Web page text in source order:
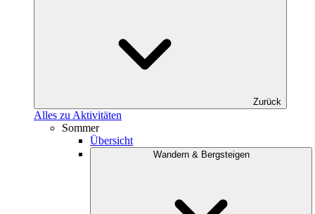
Zurück
Alles zu Aktivitäten
Sommer
Übersicht
Wandern & Bergsteigen